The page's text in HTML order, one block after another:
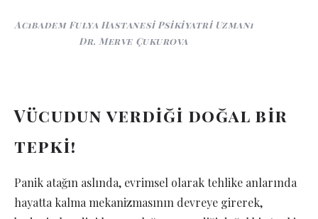
Acıbadem Fulya Hastanesi Psikiyatri Uzmanı
Dr. Merve Çukurova
Vücudun verdiği doğal bir
tepki!
Panik atağın aslında, evrimsel olarak tehlike anlarında
hayatta kalma mekanizmasının devreye girerek,